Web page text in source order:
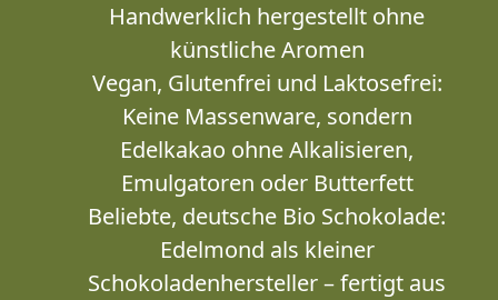
Handwerklich hergestellt ohne
künstliche Aromen
Vegan, Glutenfrei und Laktosefrei:
Keine Massenware, sondern
Edelkakao ohne Alkalisieren,
Emulgatoren oder Butterfett
Beliebte, deutsche Bio Schokolade:
Edelmond als kleiner
Schokoladenhersteller – fertigt aus